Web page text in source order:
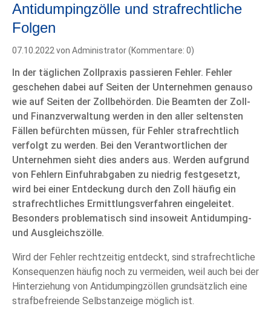
Antidumpingzölle und strafrechtliche
Folgen
07.10.2022 von Administrator (Kommentare: 0)
In der täglichen Zollpraxis passieren Fehler. Fehler
geschehen dabei auf Seiten der Unternehmen genauso
wie auf Seiten der Zollbehörden. Die Beamten der Zoll-
und Finanzverwaltung werden in den aller seltensten
Fällen befürchten müssen, für Fehler strafrechtlich
verfolgt zu werden. Bei den Verantwortlichen der
Unternehmen sieht dies anders aus. Werden aufgrund
von Fehlern Einfuhrabgaben zu niedrig festgesetzt,
wird bei einer Entdeckung durch den Zoll häufig ein
strafrechtliches Ermittlungsverfahren eingeleitet.
Besonders problematisch sind insoweit Antidumping-
und Ausgleichszölle.
Wird der Fehler rechtzeitig entdeckt, sind strafrechtliche
Konsequenzen häufig noch zu vermeiden, weil auch bei der
Hinterziehung von Antidumpingzöllen grundsätzlich eine
strafbefreiende Selbstanzeige möglich ist.